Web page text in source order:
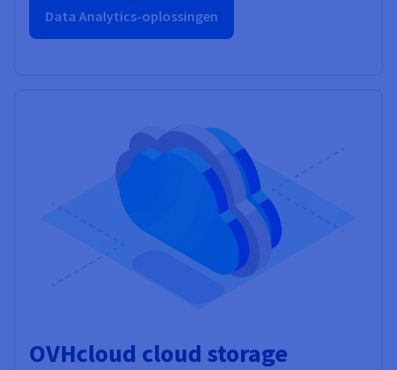
Data Analytics-oplossingen
OVHcloud cloud storage